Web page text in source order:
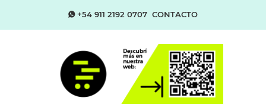
+54 911 2192 0707 CONTACTO